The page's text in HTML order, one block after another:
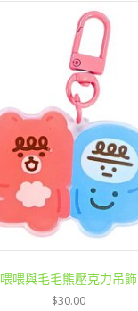
喂喂與毛毛熊壓克力吊飾
$30.00